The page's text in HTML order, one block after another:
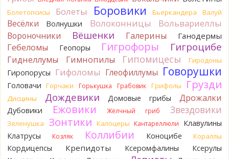
19 часов назад
Tatiana_A
Да. Но они не все безоговорочно
съедобны.
19 часов назад
Tatiana_A
В следующий раз вырвите его целиком и
разрежьте ножку вертикально. Именно вертикально.
Пожелтение у самого основания - значит, Ш. Желтокожий,
ядовит. Иногда полезно гриб сварить, Желтокожий и еще
несколько ядовитых начинают жутко вонять химией, и
вода желтеет.
19 часов назад
Спасибо, а можно быть хотя бы уверенным,
что это сыроежки? Полости в ножке нет, но центральная
часть видно, что другого цвета немного. Изменения цвета
Болетопсисы Болеты Боровики Бьеркандера Валуй
Весёлки Волнушки Волоконницы Вольвариеллы
Вороночники Вёшенки Галерины Ганодермы
Гебеломы Геопоры Гигрофоры Гигроцибе
Гиднеллумы Гимнопилы Гипомицесы Гиродоны
Гиропорусы Гифоломы Глеофиллумы Говорушки
Головачи Горчаки Горькушка Грабовик Грифолы Грузди
Дисцины Дождевики Домовые грибы Дрожалки
Дубовики Ежовики Жёлчный гриб Звездовики
Зеленушка Зонтики Калоцеры Кантареллюли
Клавулины
Клатрусы
Козляк Коллибии Коноцибе Кораллы
Кордицепсы Крепидоты Ксеромфалины Ксерулы